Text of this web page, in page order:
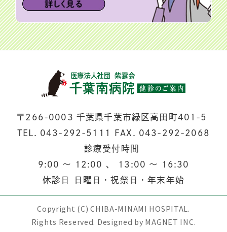
〒266-0003 千葉県千葉市緑区高田町401-5
TEL. 043-292-5111
FAX. 043-292-2068
診療受付時間
9:00 〜 12:00 、 13:00 〜
16:30
休診日
日曜日・祝祭日・年末年始
Copyright (C) CHIBA-MINAMI HOSPITAL.
Rights Reserved. Designed by MAGNET INC.